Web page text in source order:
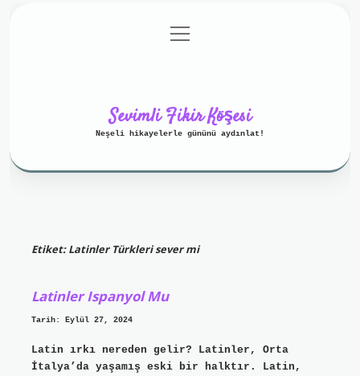
Gizlilik Politikası
menüyü
aç
Sevimli Fikir Köşesi
Neşeli hikayelerle gününü aydınlat!
Etiket:Latinler Türkleri sever mi
Latinler Ispanyol Mu
Tarih: Eylül 27, 2024
Latin ırkı nereden gelir? Latinler, Orta
İtalya’da yaşamış eski bir halktır. Latin,